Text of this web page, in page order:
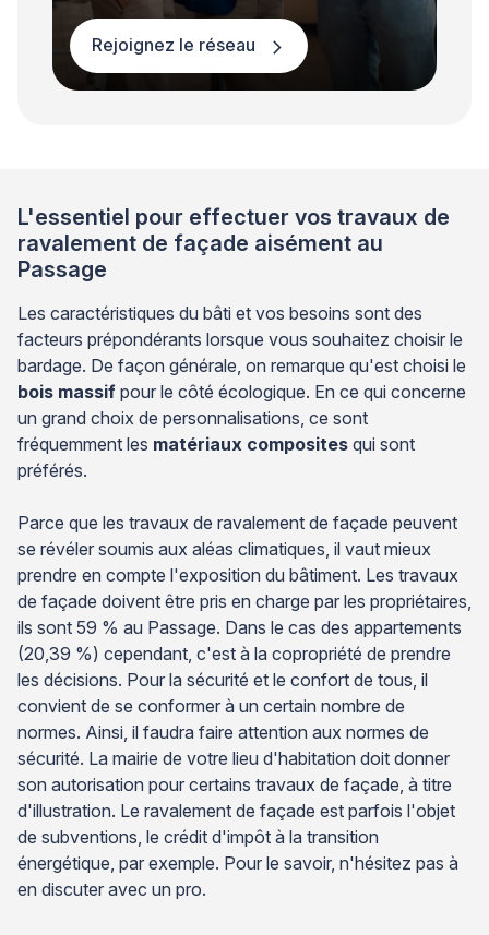
Rejoignez le réseau
L'essentiel pour effectuer vos travaux de
ravalement de façade aisément au
Passage
Les caractéristiques du bâti et vos besoins sont des
facteurs prépondérants lorsque vous souhaitez choisir le
bardage. De façon générale, on remarque qu'est choisi le
bois massif pour le côté écologique. En ce qui concerne
un grand choix de personnalisations, ce sont
fréquemment les matériaux composites qui sont
préférés.
Parce que les travaux de ravalement de façade peuvent
se révéler soumis aux aléas climatiques, il vaut mieux
prendre en compte l'exposition du bâtiment. Les travaux
de façade doivent être pris en charge par les propriétaires,
ils sont 59 % au Passage. Dans le cas des appartements
(20,39 %) cependant, c'est à la copropriété de prendre
les décisions. Pour la sécurité et le confort de tous, il
convient de se conformer à un certain nombre de
normes. Ainsi, il faudra faire attention aux normes de
sécurité. La mairie de votre lieu d'habitation doit donner
son autorisation pour certains travaux de façade, à titre
d'illustration. Le ravalement de façade est parfois l'objet
de subventions, le crédit d'impôt à la transition
énergétique, par exemple. Pour le savoir, n'hésitez pas à
en discuter avec un pro.